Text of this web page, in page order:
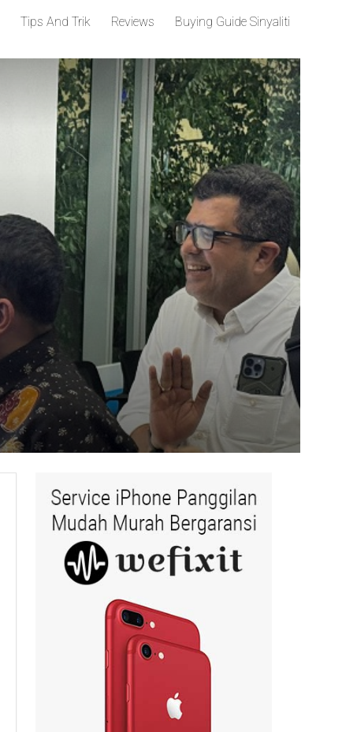
Tips And Trik Reviews Buying Guide Sinyaliti